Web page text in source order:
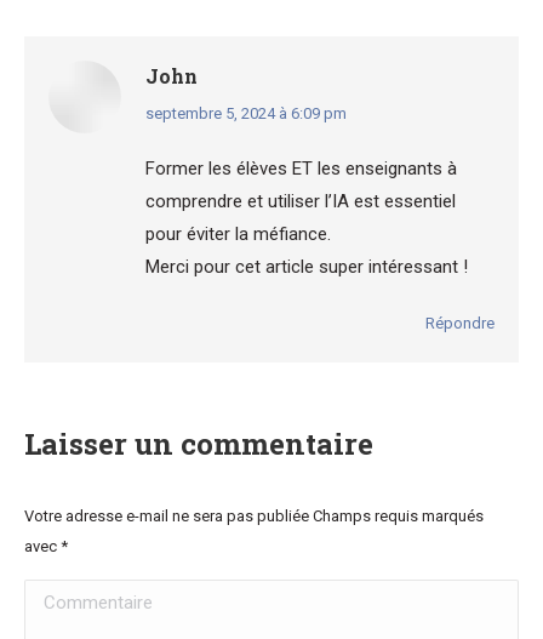
John
dit
septembre 5, 2024 à 6:09 pm
Former les élèves ET les enseignants à
comprendre et utiliser l’IA est essentiel
pour éviter la méfiance.
Merci pour cet article super intéressant !
Répondre
Laisser un commentaire
Votre adresse e-mail ne sera pas publiée Champs requis marqués
avec *
Commentaire